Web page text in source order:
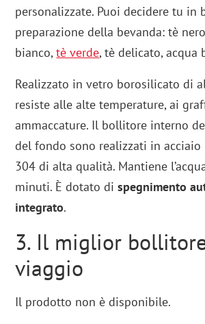
personalizzate. Puoi decidere tu in
preparazione della bevanda: tè
bianco,tè verde, tè delicato, acqua
Realizzato in vetro borosilicato di
resiste alle alte temperature, ai
ammaccature. Il bollitore interno
del fondo sono realizzati in
304 di alta qualità. Mantiene
minuti. È dotato dispegnimento
integrato.
3. Il miglior
viaggio
Il prodotto non è disponibile.